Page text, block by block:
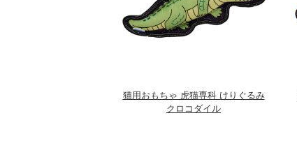
猫用おもちゃ 虎猫専科 けりぐるみ
クロコダイル